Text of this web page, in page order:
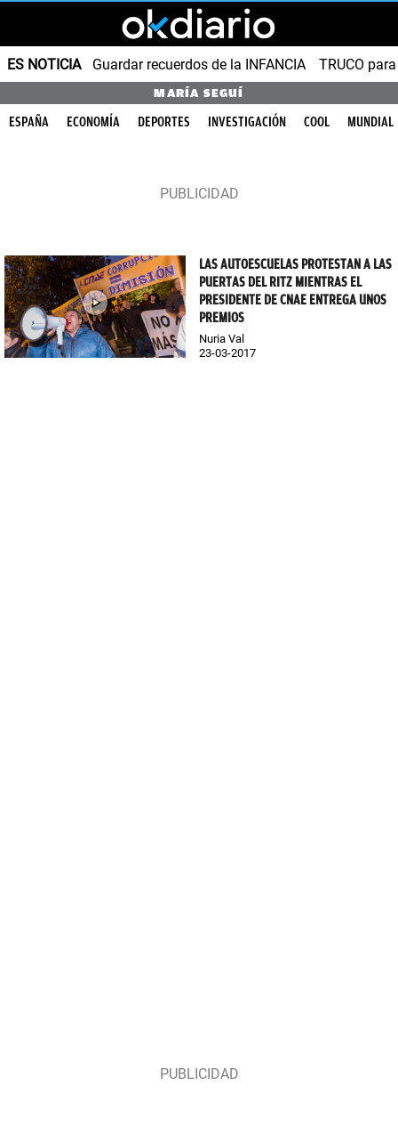
ES NOTICIA Guardar recuerdos de la INFANCIA TRUCO
MARÍA SEGUÍ
ESPAÑA ECONOMÍA DEPORTES INVESTIGACIÓN COOL MUNDIAL
LAS AUTOESCUELAS PROTESTAN A LAS
PUERTAS DEL RITZ MIENTRAS EL
PRESIDENTE DE CNAE ENTREGA UNOS
PREMIOS
Nuria Val
23-03-2017